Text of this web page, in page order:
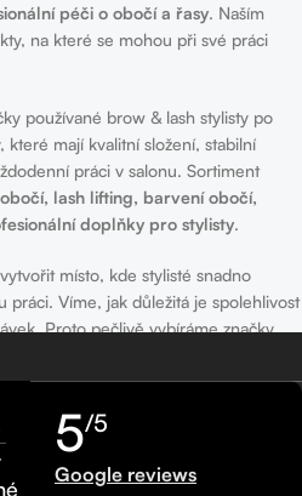
péči o obočí a řasy. Naším
na které se mohou při své práci
používané brow & lash stylisty po
mají kvalitní složení, stabilní
práci v salonu. Sortiment
lash lifting, barvení obočí,
doplňky pro stylisty.
místo, kde stylisté snadno
práci. Víme, jak důležitá je spolehlivost
Proto pečlivě vybíráme značky,
ve chvíli, kdy otevřete balíček od
5/5
Google reviews